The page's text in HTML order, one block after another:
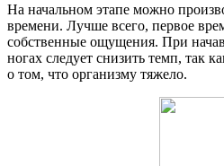
На начальном этапе можно
времени. Лучше всего, первое
собственные ощущения. При
ногах следует снизить темп, так
о том, что организму тяжело.